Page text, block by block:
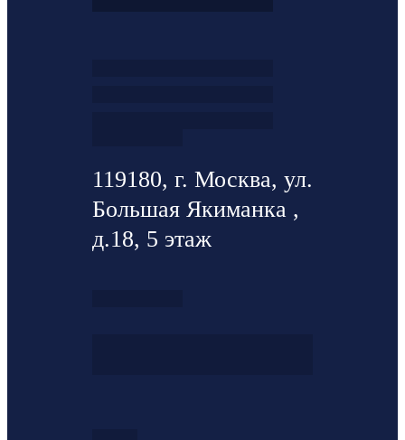
119180, г. Москва, ул.
Большая Якиманка ,
д.18, 5 этаж